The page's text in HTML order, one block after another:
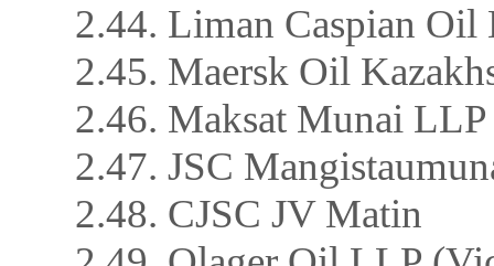
2.44. Liman Caspian
2.45. Maersk Oil
2.46. Maksat Munai LLP
2.47. JSC
2.48. CJSC JV Matin